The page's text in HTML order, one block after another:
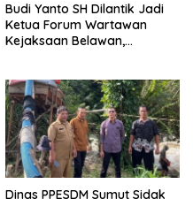
Budi Yanto SH Dilantik Jadi
Ketua Forum Wartawan
Kejaksaan Belawan,
Pendampingan Hukum dan
Ekomoni Semua Anggota
Dinas PPESDM Sumut Sidak